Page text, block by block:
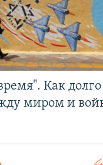
Как долго
миром и